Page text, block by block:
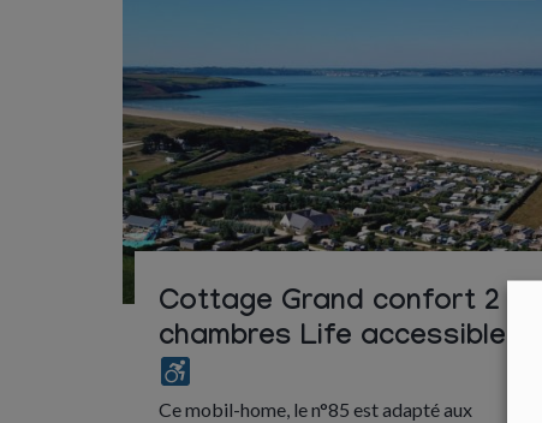
Cottage Grand confort 2
chambres Life accessible
Ce mobil-home, le n°85 est adapté aux